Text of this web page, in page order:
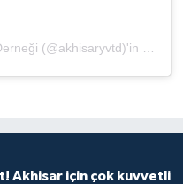
Akhisar için çok kuvvetli